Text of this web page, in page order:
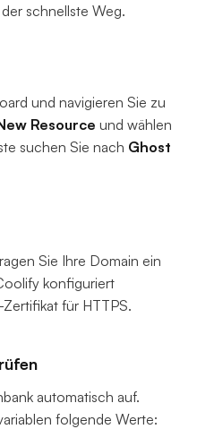
schnellste Weg.
und navigieren Sie zu
Resource und wählen
suchen Sie nach Ghost
Sie Ihre Domain ein
konfiguriert
für HTTPS.
automatisch auf.
folgende Werte: